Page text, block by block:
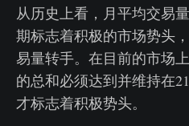
从历史上看，月平均交易
期标志着积极的市场势头
易量转手。在目前的市场
的总和必须达到并维持在
才标志着积极势头。